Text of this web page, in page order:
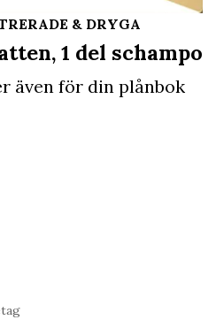
& DRYGA
1 del schampo
även för din plånbok